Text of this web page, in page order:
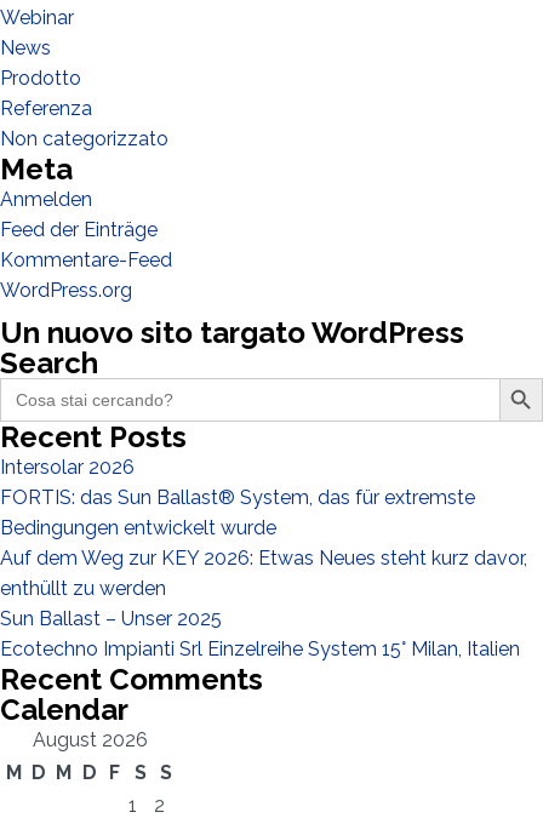
Webinar
News
Prodotto
Referenza
Non categorizzato
Meta
Anmelden
Feed der Einträge
Kommentare-Feed
WordPress.org
Un nuovo sito targato WordPress
Search
Search
for:
Search Button
Recent Posts
Intersolar 2026
FORTIS: das Sun Ballast® System, das für extremste
Bedingungen entwickelt wurde
Auf dem Weg zur KEY 2026: Etwas Neues steht kurz davor,
enthüllt zu werden
Sun Ballast – Unser 2025
Ecotechno Impianti Srl Einzelreihe System 15° Milan, Italien
Recent Comments
Calendar
August 2026
M D M D F S
S
1
2
Datenschutzbestimmungen gelesen und akzeptiere
sie*